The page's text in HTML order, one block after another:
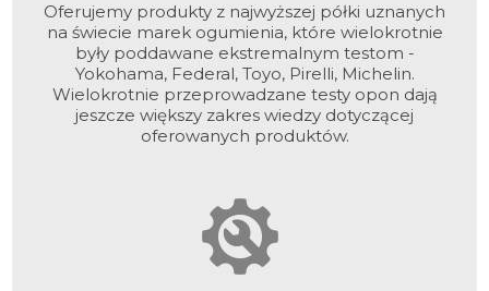
Oferujemy produkty z najwyższej półki uznanych
na świecie marek ogumienia, które wielokrotnie
były poddawane ekstremalnym testom -
Yokohama, Federal, Toyo, Pirelli, Michelin.
Wielokrotnie przeprowadzane testy opon dają
jeszcze większy zakres wiedzy dotyczącej
oferowanych produktów.